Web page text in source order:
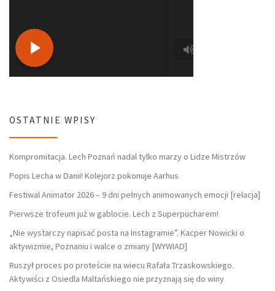
OSTATNIE WPISY
Kompromitacja. Lech Poznań nadal tylko marzy o Lidze Mistrzów
Popis Lecha w Danii! Kolejorz pokonuje Aarhus
Festiwal Animator 2026 – 9 dni pełnych animowanych emocji [relacja]
Pierwsze trofeum już w gablocie. Lech z Superpucharem!
„Nie wystarczy napisać posta na Instagramie”. Kacper Nowicki o
aktywizmie, Poznaniu i walce o zmiany [WYWIAD]
Ruszył proces po proteście na wiecu Rafała Trzaskowskiego.
Aktywiści z Osiedla Maltańskiego nie przyznają się do winy